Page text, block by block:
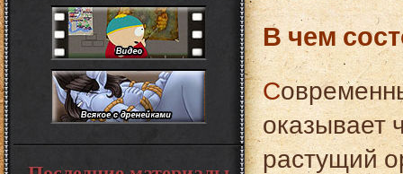
В чем
Современные ученые доказали, что игра в бильярд
оказывает
растущий